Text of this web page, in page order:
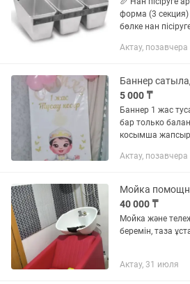
форма (3 секция) ✅ Бір уақытта 3
бөлке нан
де, наубайханаға да
Актау, позавчера
Баннер
5 000 ₸
Баннер 1 жас
бар только
косымша
Актау, позавчера
Мойка
40 000 ₸
Мойка және
беремін, таза
Актау, 31 июля